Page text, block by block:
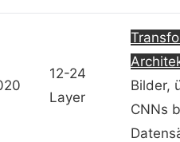
12-24
Layer
Bilder,
CNNs